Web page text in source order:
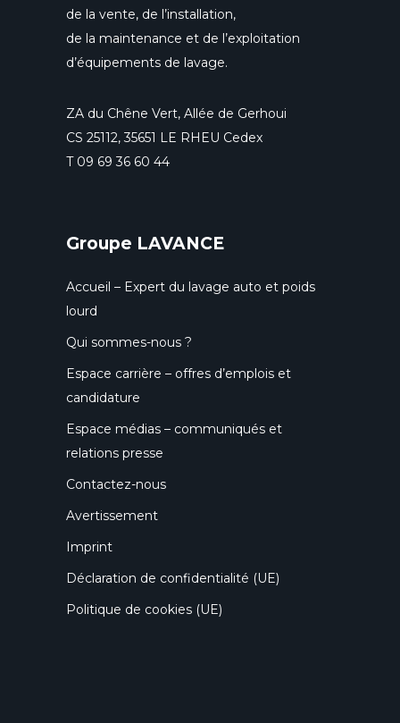
de la vente, de l’installation,
de la maintenance et de l’exploitation
d’équipements de lavage.
ZA du Chêne Vert, Allée de Gerhoui
CS 25112, 35651 LE RHEU Cedex
T 09 69 36 60 44
Groupe LAVANCE
Accueil – Expert du lavage auto et poids
lourd
Qui sommes-nous ?
Espace carrière – offres d’emplois et
candidature
Espace médias – communiqués et
relations presse
Contactez-nous
Avertissement
Imprint
Déclaration de confidentialité (UE)
Politique de cookies (UE)